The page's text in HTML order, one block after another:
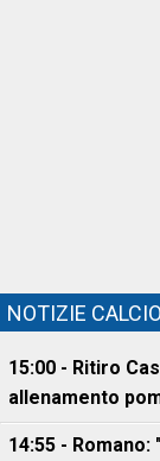
NOTIZIE
15:00 - Ritiro
allenamento
14:55 -